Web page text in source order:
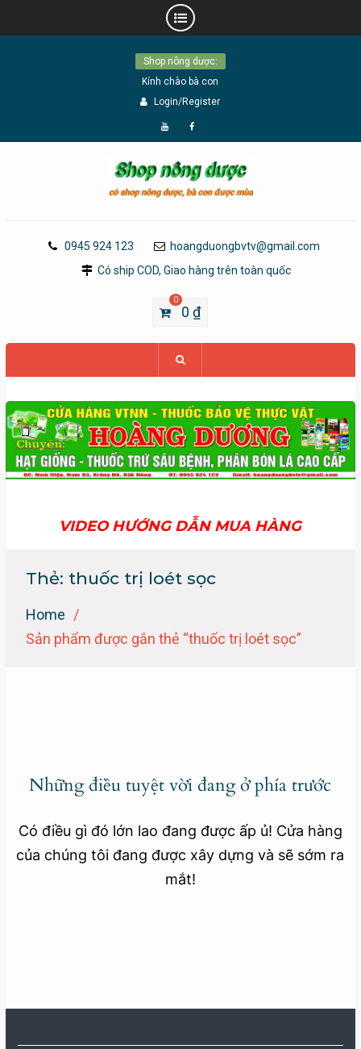
Shop nông dược:
Kính chào bà con
Login/Register
Đăng
YouTube
Page
0945 924 123
hoangduongbvtv@gmail.com
Có ship COD, Giao hàng trên toàn quốc
0
0₫
VIDEO HƯỚNG DẪN MUA HÀNG
Thẻ: thuốc trị loét sọc
Home
Sản phẩm được gắn thẻ “thuốc trị loét sọc”
Những điều tuyệt vời đang ở phía trước
Có điều gì đó lớn lao đang được ấp ủ! Cửa hàng
của chúng tôi đang được xây dựng và sẽ sớm ra
mắt!